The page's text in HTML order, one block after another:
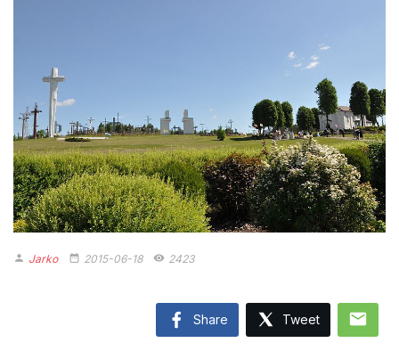
person Jarko date_range 2015-06-18 remove_red_eye 2423
Share Tweet mail